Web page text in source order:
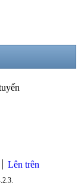
Lên trên